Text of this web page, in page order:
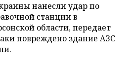
нанесли удар по
станции в
области, передает
повреждено здание АЗС